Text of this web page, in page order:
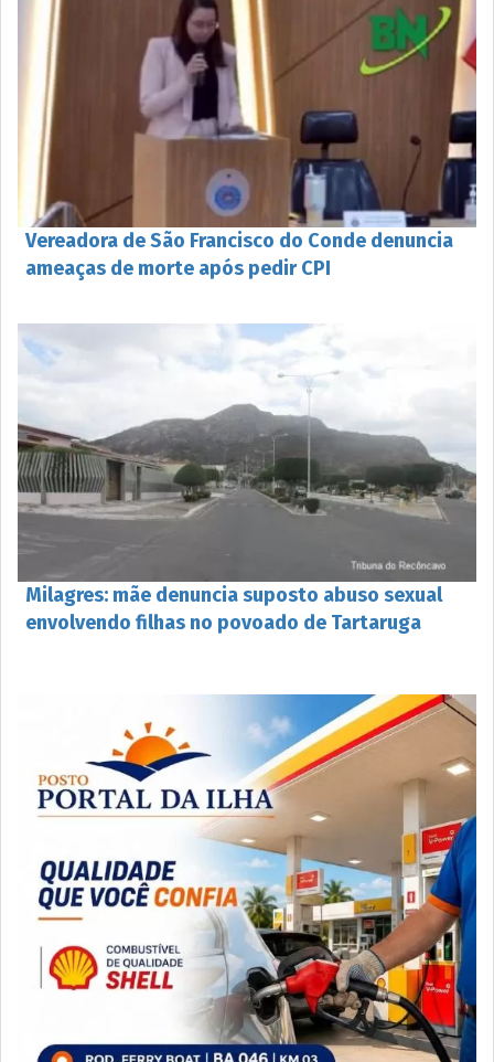
Vereadora de São Francisco do Conde denuncia
ameaças de morte após pedir CPI
Milagres: mãe denuncia suposto abuso sexual
envolvendo filhas no povoado de Tartaruga